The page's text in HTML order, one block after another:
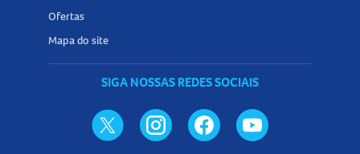
Ofertas
Mapa do site
SIGA NOSSAS REDES SOCIAIS